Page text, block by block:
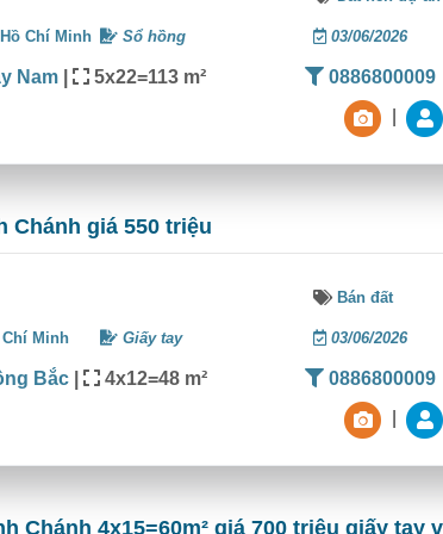
Chí Minh Sổ hồng 03/06/2026
Nam| 5x22=113 m² 0886800009
Chánh giá 550 triệu
Bán đất
Chí Minh Giấy tay 03/06/2026
Bắc| 4x12=48 m² 0886800009
Chánh 4x15=60m² giá 700 triệu giấy tay